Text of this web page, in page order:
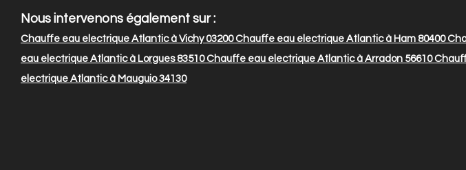
Nous intervenons également sur :
Chauffe eau electrique Atlantic à Vichy 03200Chauffe eau electrique Atlantic à Ham 80400
eau electrique Atlantic à Lorgues 83510Chauffe eau electrique Atlantic à Arradon 56610
electrique Atlantic à Mauguio 34130